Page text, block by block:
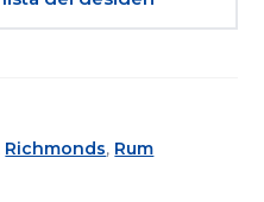
Richmonds, Rum